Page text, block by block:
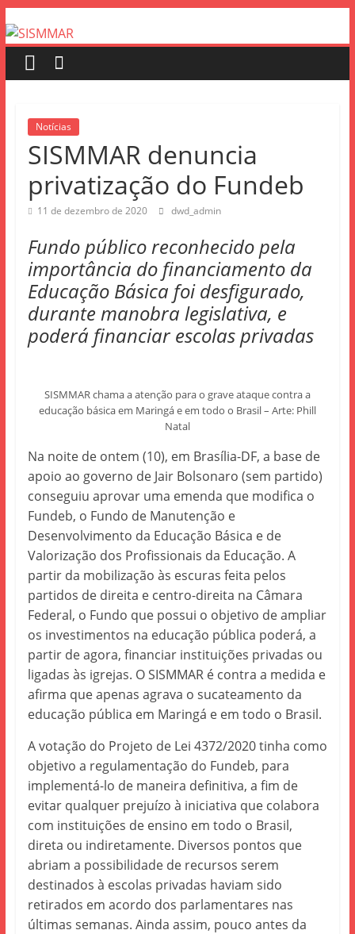
Notícias
SISMMAR denuncia
privatização do Fundeb
11 de dezembro de 2020 dwd_admin
Fundo público reconhecido pela
importância do financiamento da
Educação Básica foi desfigurado,
durante manobra legislativa, e
poderá financiar escolas privadas
SISMMAR chama a atenção para o grave ataque contra a
educação básica em Maringá e em todo o Brasil – Arte: Phill
Natal
Na noite de ontem (10), em Brasília-DF, a base de
apoio ao governo de Jair Bolsonaro (sem partido)
conseguiu aprovar uma emenda que modifica o
Fundeb, o Fundo de Manutenção e
Desenvolvimento da Educação Básica e de
Valorização dos Profissionais da Educação. A
partir da mobilização às escuras feita pelos
partidos de direita e centro-direita na Câmara
Federal, o Fundo que possui o objetivo de ampliar
os investimentos na educação pública poderá, a
partir de agora, financiar instituições privadas ou
ligadas às igrejas. O SISMMAR é contra a medida e
afirma que apenas agrava o sucateamento da
educação pública em Maringá e em todo o Brasil.
A votação do Projeto de Lei 4372/2020 tinha como
objetivo a regulamentação do Fundeb, para
implementá-lo de maneira definitiva, a fim de
evitar qualquer prejuízo à iniciativa que colabora
com instituições de ensino em todo o Brasil,
direta ou indiretamente. Diversos pontos que
abriam a possibilidade de recursos serem
destinados à escolas privadas haviam sido
retirados em acordo dos parlamentares nas
últimas semanas. Ainda assim, pouco antes da